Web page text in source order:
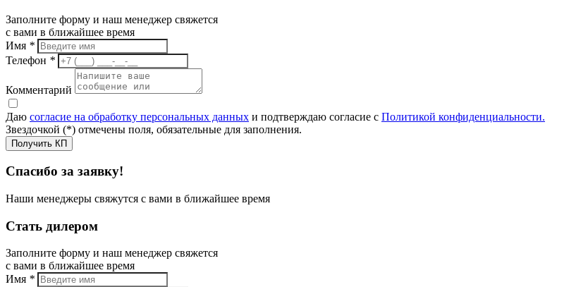
Заполните форму и наш менеджер свяжется
с вами в ближайшее время
Имя *
Телефон *
Комментарий
Даю согласие на обработку персональных данных и подтверждаю согласие с Политикой конфиденциальности.
Звездочкой (*) отмечены поля, обязательные для заполнения.
Получить КП
Спасибо за заявку!
Наши менеджеры свяжутся с вами в ближайшее время
Стать дилером
Заполните форму и наш менеджер свяжется
с вами в ближайшее время
Имя *